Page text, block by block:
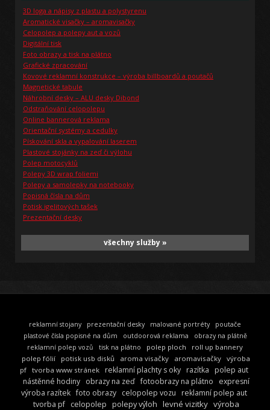
3D loga a nápisy z plastu a polystyrenu
Aromatické visačky – aromavisačky
Celopolep a polepy aut a vozů
Digitální tisk
Foto obrazy a tisk na plátno
Grafické zpracování
Kovové reklamní konstrukce – výroba billboardů a poutačů
Magnetické tabule
Náhrobní desky – ALU desky Dibond
Odstraňování celopolepu
Online bannerová reklama
Orientační systémy a cedulky
Pískování skla a vypalování laserem
Plastové stojánky na zeď či výlohu
Polep motocyklů
Polepy 3D wrap foliemi
Polepy a samolepky na notebooky
Popisná čísla na dům
Potisk igelitových tašek
Prezentační desky
všechny služby »
reklamní stojany prezentační desky malované portréty
poutače
plastové čísla popisné na dům
outdoorová reklama
obrazy na plátně
reklamní polep vozů
tisk na plátno polep ploch
roll up bannery
polep fólií
potisk usb disků aroma visačky aromavisačky výroba
pf tvorba www stránek reklamní plachty s oky razítka
polep aut
nástěnné hodiny
obrazy na zeď fotoobrazy na plátno
expresní
výroba razítek foto obrazy celopolep vozu
reklamní polep aut
tvorba pf
celopolep polepy výloh levné vizitky výroba